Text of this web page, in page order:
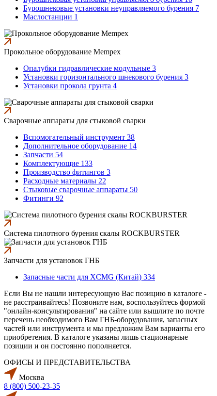
Бурошнековые установки неуправляемого бурения 7
Маслостанции 1
Прокольное оборудование Mempex
Опалубки гидравлические модульные 3
Установки горизонтального шнекового бурения 3
Установки прокола грунта 4
Сварочные аппараты для стыковой сварки
Вспомогательный инструмент 38
Дополнительное оборудование 14
Запчасти 54
Комплектующие 133
Производство фитингов 3
Расходные материалы 22
Стыковые сварочные аппараты 50
Фитинги 92
Система пилотного бурения скалы ROCKBURSTER
Запчасти для установок ГНБ
Запасные части для XCMG (Китай) 334
Если Вы не нашли интересующую Вас позицию в каталоге -
не расстраивайтесь! Позвоните нам, воспользуйтесь формой
"онлайн-консультирования" на сайте или вышлите по почте
перечень необходимого Вам ГНБ-оборудования, запасных
частей или инструмента и мы предложим Вам варианты его
приобретения. В каталоге указаны лишь стационарные
позиции и он постоянно пополняется.
ОФИСЫ И ПРЕДСТАВИТЕЛЬСТВА
Москва
8 (800) 500-23-35